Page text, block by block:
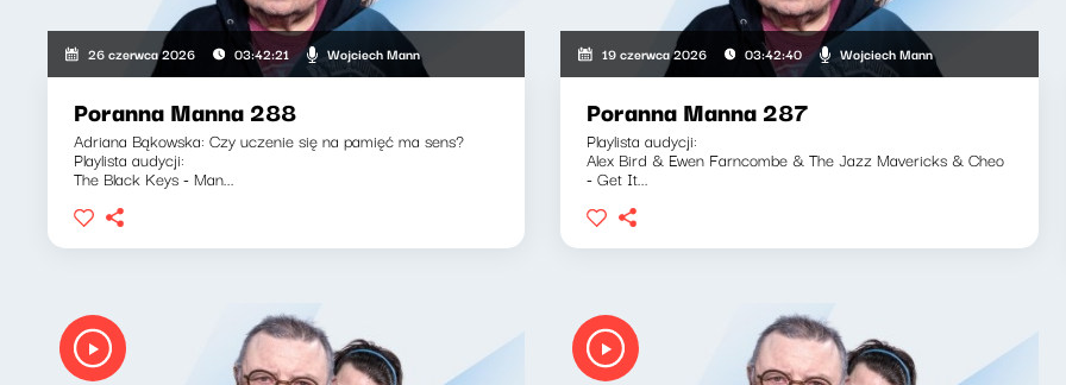
26 czerwca 2026 03:42:21 Wojciech Mann
Poranna Manna 288
Adriana Bąkowska: Czy uczenie się na pamięć ma sens?
Playlista audycji:
The Black Keys - Man...
19 czerwca 2026 03:42:40 Wojciech Mann
Poranna Manna 287
Playlista audycji:
Alex Bird & Ewen Farncombe & The Jazz Mavericks & Cheo
- Get It...